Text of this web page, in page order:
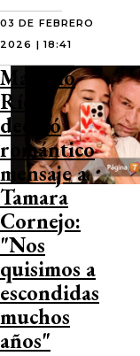
03 DE FEBRERO
2026 | 18:41
Marcelo
Ríos
dedicó
romántico
mensaje a
Tamara
Cornejo:
"Nos
quisimos a
escondidas
muchos
años"